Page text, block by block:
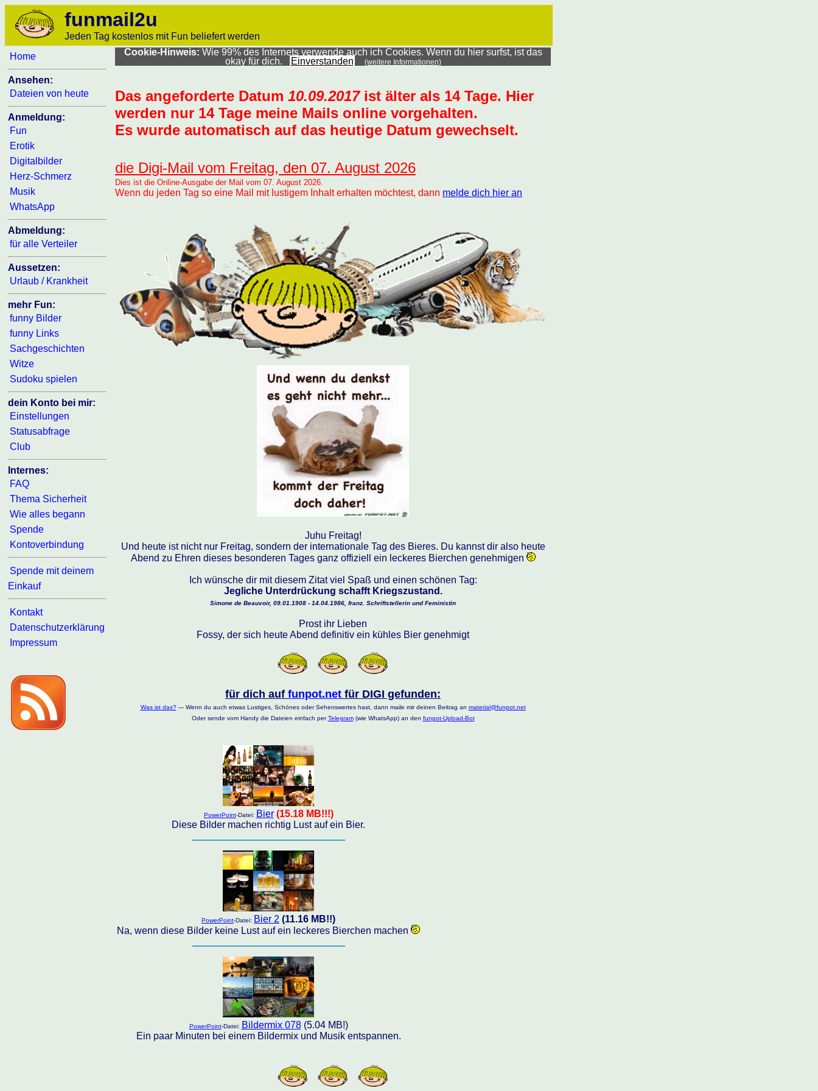
funmail2u
Jeden Tag kostenlos mit Fun beliefert werden
Home
Ansehen:
Dateien von heute
Anmeldung:
Fun
Erotik
Digitalbilder
Herz-Schmerz
Musik
WhatsApp
Abmeldung:
für alle Verteiler
Aussetzen:
Urlaub / Krankheit
mehr Fun:
funny Bilder
funny Links
Sachgeschichten
Witze
Sudoku spielen
dein Konto bei mir:
Einstellungen
Statusabfrage
Club
Internes:
FAQ
Thema Sicherheit
Wie alles begann
Spende
Kontoverbindung
Spende mit deinem
Einkauf
Kontakt
Datenschutzerklärung
Impressum
Cookie-Hinweis: Wie 99% des Internets verwende auch ich Cookies. Wenn du hier surfst, ist das
okay für dich.
Einverstanden (weitere Informationen)
Das angeforderte Datum 10.09.2017ist älter als 14 Tage. Hier
werden nur 14 Tage meine Mails online vorgehalten.
Es wurde automatisch auf das heutige Datum gewechselt.
die Digi-Mail vom Freitag, den 07. August 2026
Dies ist die Online-Ausgabe der Mail vom 07. August 2026.
Wenn du jeden Tag so eine Mail mit lustigem Inhalt erhalten möchtest, dann melde dich hier an
Juhu Freitag!
Und heute ist nicht nur Freitag, sondern der internationale Tag des Bieres. Du kannst dir also heute
Abend zu Ehren dieses besonderen Tages ganz offiziell ein leckeres Bierchen genehmigen
Ich wünsche dir mit diesem Zitat viel Spaß und einen schönen Tag:
Jegliche Unterdrückung schafft Kriegszustand.
Simone de Beauvoir, 09.01.1908 - 14.04.1986, franz. Schriftstellerin und Feministin
Prost ihr Lieben
Fossy, der sich heute Abend definitiv ein kühles Bier genehmigt
für dich auf funpot.net für DIGI gefunden:
Was ist das?--- Wenn du auch etwas Lustiges, Schönes oder Sehenswertes hast, dann maile mir deinen Beitrag an material@funpot.net
Oder sende vom Handy die Dateien einfach perTelegram(wie WhatsApp) an den funpot-Upload-Bot
PowerPoint-Datei: Bier (15.18 MB!!!)
Diese Bilder machen richtig Lust auf ein Bier.
PowerPoint-Datei: Bier 2 (11.16 MB!!)
Na, wenn diese Bilder keine Lust auf ein leckeres Bierchen machen
PowerPoint-Datei: Bildermix 078 (5.04 MB!)
Ein paar Minuten bei einem Bildermix und Musik entspannen.